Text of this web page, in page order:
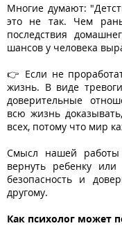
Многие думают:
это не так. Чем
последствия
шансов у человека
👉 Если не
жизнь. В виде
доверительные
всю жизнь
всех, потому что мир
Смысл нашей
вернуть ребенку
безопасность и
другому.
Как психолог может